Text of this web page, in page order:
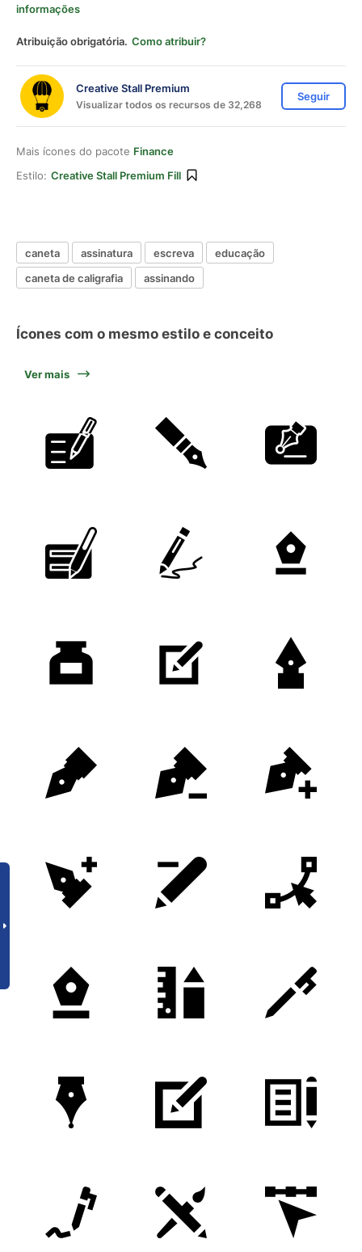
informações
Atribuição obrigatória. Como atribuir?
Creative Stall Premium
Visualizar todos os recursos de 32,268
Seguir
Mais ícones do pacote Finance
Estilo: Creative Stall Premium Fill
caneta assinatura escreva
educação
caneta de caligrafia
assinando
Ícones com o mesmo estilo e conceito
Ver mais